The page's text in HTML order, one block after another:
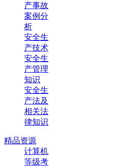
产事故
案例分
析
安全生
产技术
安全生
产管理
知识
安全生
产法及
相关法
律知识
精品资源
计算机
等级考